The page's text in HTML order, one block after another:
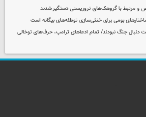
بومی برای خنثی‌سازی توطئه‌های بیگانه است
دنبال جنگ نبودند/ تمام ادعاهای ترامپ، حرف‌های توخالی